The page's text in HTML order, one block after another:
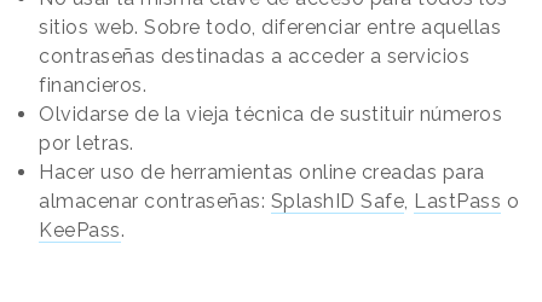
sitios web. Sobre todo, diferenciar entre aquellas
contraseñas destinadas a acceder a servicios
financieros.
Olvidarse de la vieja técnica de sustituir números
por letras.
Hacer uso de herramientas online creadas para
almacenar contraseñas: SplashID Safe, LastPass o
KeePass.